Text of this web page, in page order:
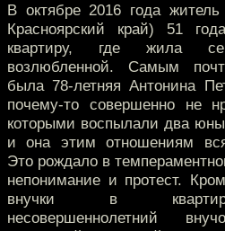
В октябре 2016 года
Красноярский край) 51
квартиру, где жила
возлюбленной. Самым
была 78-летняя Антонина
почему-то совершенно не
которыми воспылали два
и она этим отношениям
Это рождало в
непонимание и протест.
внучки в квартире
несовершеннолетний